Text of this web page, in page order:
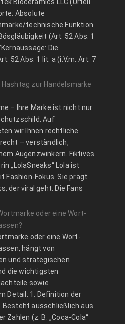
Absolute
technische Funktion
(Art. 52 Abs. 1
Die
52 Abs. 1 lit. a (i.V.m. Art. 7
zur Handelsmarke
– Ihre Marke ist nicht nur
Auf
wir Ihnen rechtliche
– verständlich,
Augenzwinkern. Fiktives
„LolaSneaks“ Lola ist
Fashion-Fokus. Sie prägt
der viral geht. Die Fans
oder eine Wort-
oder eine Wort-
hängt von
und strategischen
die wichtigsten
sowie
Detail: 1. Definition der
ausschließlich aus
Zahlen (z. B. „Coca-Cola“